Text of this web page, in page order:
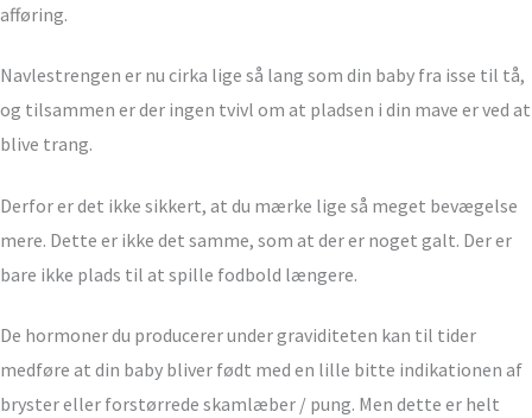
afføring.
Navlestrengen er nu cirka lige så lang som din baby fra isse til tå,
og tilsammen er der ingen tvivl om at pladsen i din mave er ved at
blive trang.
Derfor er det ikke sikkert, at du mærke lige så meget bevægelse
mere. Dette er ikke det samme, som at der er noget galt. Der er
bare ikke plads til at spille fodbold længere.
De hormoner du producerer under graviditeten kan til tider
medføre at din baby bliver født med en lille bitte indikationen af
bryster eller forstørrede skamlæber / pung. Men dette er helt